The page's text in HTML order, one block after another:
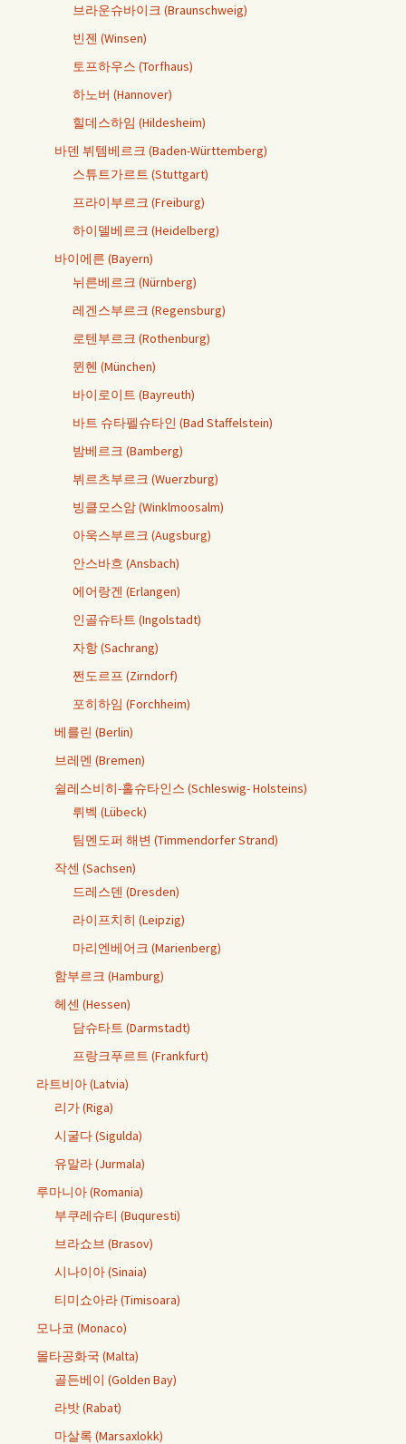
브라운슈바이크 (Braunschweig)
빈젠 (Winsen)
토프하우스 (Torfhaus)
하노버 (Hannover)
힐데스하임 (Hildesheim)
바덴 뷔템베르크 (Baden-Württemberg)
스튜트가르트 (Stuttgart)
프라이부르크 (Freiburg)
하이델베르크 (Heidelberg)
바이에른 (Bayern)
뉘른베르크 (Nürnberg)
레겐스부르크 (Regensburg)
로텐부르크 (Rothenburg)
뮌헨 (München)
바이로이트 (Bayreuth)
바트 슈타펠슈타인 (Bad Staffelstein)
밤베르크 (Bamberg)
뷔르츠부르크 (Wuerzburg)
빙클모스암 (Winklmoosalm)
아욱스부르크 (Augsburg)
안스바흐 (Ansbach)
에어랑겐 (Erlangen)
인골슈타트 (Ingolstadt)
자항 (Sachrang)
쩐도르프 (Zirndorf)
포히하임 (Forchheim)
베를린 (Berlin)
브레멘 (Bremen)
쉴레스비히-홀슈타인스 (Schleswig- Holsteins)
뤼벡 (Lübeck)
팀멘도퍼 해변 (Timmendorfer Strand)
작센 (Sachsen)
드레스덴 (Dresden)
라이프치히 (Leipzig)
마리엔베어크 (Marienberg)
함부르크 (Hamburg)
헤센 (Hessen)
담슈타트 (Darmstadt)
프랑크푸르트 (Frankfurt)
라트비아 (Latvia)
리가 (Riga)
시굴다 (Sigulda)
유말라 (Jurmala)
루마니아 (Romania)
부쿠레슈티 (Buquresti)
브라쇼브 (Brasov)
시나이아 (Sinaia)
티미쇼아라 (Timisoara)
모나코 (Monaco)
몰타공화국 (Malta)
골든베이 (Golden Bay)
라밧 (Rabat)
마살록 (Marsaxlokk)